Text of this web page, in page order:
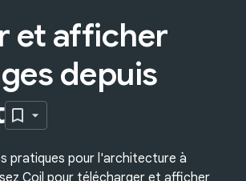
et afficher
depuis
pratiques pour l'architecture à
Coil pour télécharger et afficher